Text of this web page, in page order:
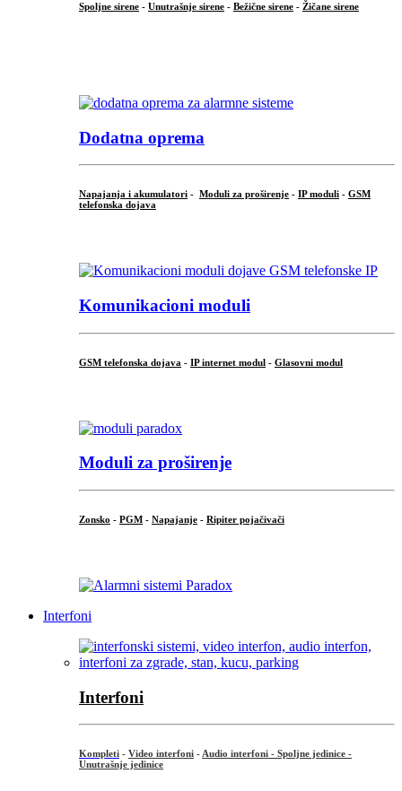
Spoljne sirene - Unutrašnje sirene - Bežične sirene - Žičane sirene
Dodatna oprema
Napajanja i akumulatori - Moduli za proširenje - IP moduli - GSM
telefonska dojava
Komunikacioni moduli
GSM telefonska dojava - IP internet modul - Glasovni modul
Moduli za proširenje
Zonsko - PGM - Napajanje - Ripiter pojačivači
Interfoni
Interfoni
Kompleti - Video interfoni - Audio interfoni - Spoljne jedinice -
Unutrašnje jedinice